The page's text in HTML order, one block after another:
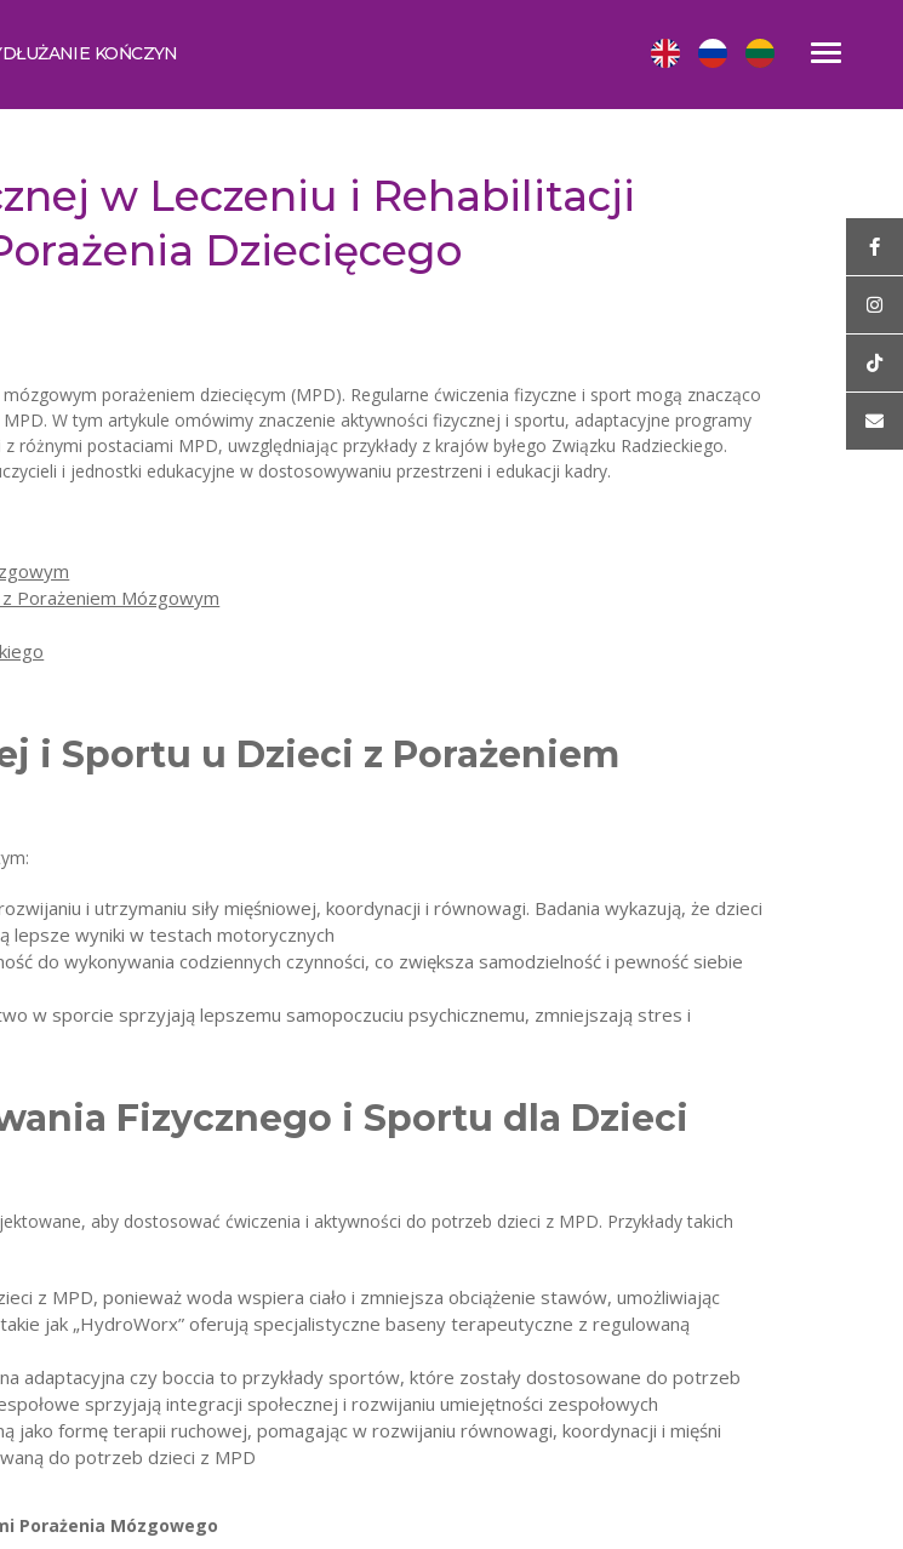
KOŃCZYN
w Leczeniu i Rehabilitacji
Dziecięcego
porażeniem dziecięcym (MPD). Regularne ćwiczenia fizyczne i sport mogą znacząco
W tym artykule omówimy znaczenie aktywności fizycznej i sportu, adaptacyjne programy
postaciami MPD, uwzględniając przykłady z krajów byłego Związku Radzieckiego.
i jednostki edukacyjne w dostosowywaniu przestrzeni i edukacji kadry.
Porażeniem Mózgowym
i Sportu u Dzieci z Porażeniem
i utrzymaniu siły mięśniowej, koordynacji i równowagi. Badania wykazują, że dzieci
lepsze wyniki w testach motorycznych
do wykonywania codziennych czynności, co zwiększa samodzielność i pewność siebie
w sporcie sprzyjają lepszemu samopoczuciu psychicznemu, zmniejszają stres i
Fizycznego i Sportu dla Dzieci
aby dostosować ćwiczenia i aktywności do potrzeb dzieci z MPD. Przykłady takich
z MPD, ponieważ woda wspiera ciało i zmniejsza obciążenie stawów, umożliwiając
jak „HydroWorx” oferują specjalistyczne baseny terapeutyczne z regulowaną
adaptacyjna czy boccia to przykłady sportów, które zostały dostosowane do potrzeb
sprzyjają integracji społecznej i rozwijaniu umiejętności zespołowych
jako formę terapii ruchowej, pomagając w rozwijaniu równowagi, koordynacji i mięśni
do potrzeb dzieci z MPD
Porażenia Mózgowego